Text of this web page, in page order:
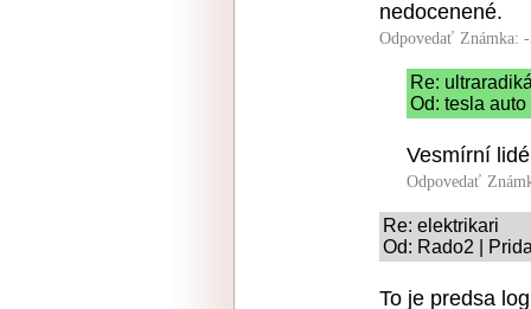
nedocenené.
Odpovedať Známka:
Re:
Od: tesla
Vesmírní
Odpovedať
Re: elektrikari
Od: Rado2 |
To je predsa